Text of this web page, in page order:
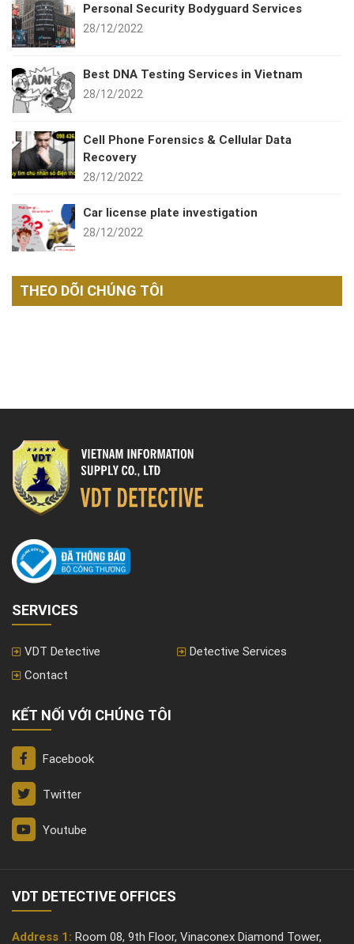
Personal Security Bodyguard Services
28/12/2022
Best DNA Testing Services in Vietnam
28/12/2022
Cell Phone Forensics & Cellular Data
Recovery
28/12/2022
Car license plate investigation
28/12/2022
THEO DÕI CHÚNG TÔI
SERVICES
VDT Detective
Detective Services
Contact
KẾT NỐI VỚI CHÚNG TÔI
Facebook
Twitter
Youtube
VDT DETECTIVE OFFICES
Address 1: Room 08, 9th Floor, Vinaconex Diamond Tower,